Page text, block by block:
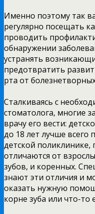
Именно поэтому так
регулярно посещать
проводить
обнаружении
устранять
предотвратить
рта от
Сталкиваясь с
стоматолога, многие
врачу его вести:
до 18 лет лучше всего
детской поликлинике,
отличаются от
зубов, и коренных.
знают эти отличия и
оказать нужную
корне зуба или что-то